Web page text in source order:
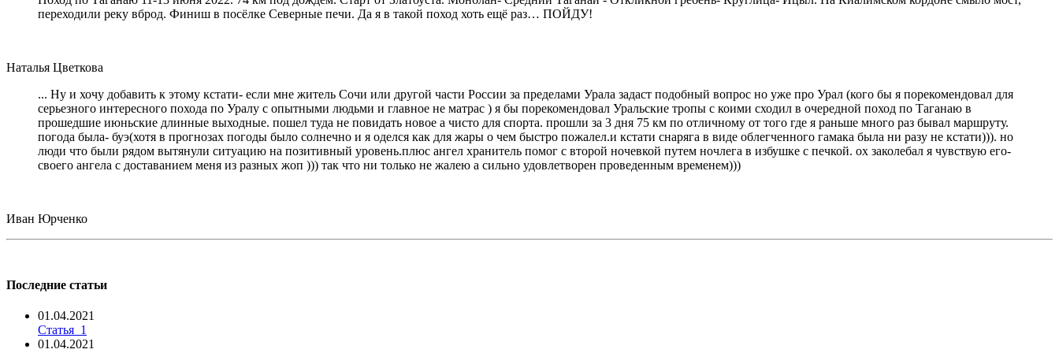
переходили реку вброд. Финиш в посёлке Северные печи. Да я в такой поход хоть ещё раз… ПОЙДУ!
Наталья Цветкова
... Ну и хочу добавить к этому кстати- если мне житель Сочи или другой части России за пределами Урала задаст подобный вопрос но уже про Урал (кого бы я порекомендовал для
серьезного интересного похода по Уралу с опытными людьми и главное не матрас ) я бы порекомендовал Уральские тропы с коими сходил в очередной поход по Таганаю в
прошедшие июньские длинные выходные. пошел туда не повидать новое а чисто для спорта. прошли за 3 дня 75 км по отличному от того где я раньше много раз бывал маршруту.
погода была- буэ(хотя в прогнозах погоды было солнечно и я оделся как для жары о чем быстро пожалел.и кстати снаряга в виде облегченного гамака была ни разу не кстати))). но
люди что были рядом вытянули ситуацию на позитивный уровень.плюс ангел хранитель помог с второй ночевкой путем ночлега в избушке с печкой. ох заколебал я чувствую его-
своего ангела с доставанием меня из разных жоп ))) так что ни только не жалею а сильно удовлетворен проведенным временем)))
Иван Юрченко
Последние статьи
01.04.2021
Статья_1
01.04.2021